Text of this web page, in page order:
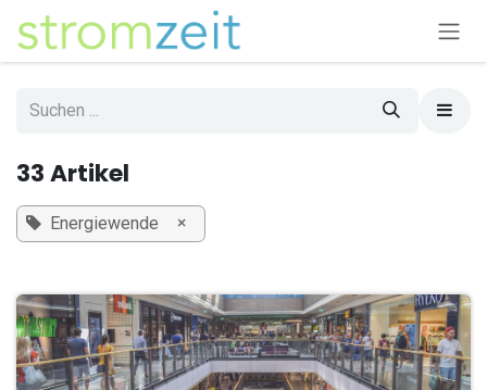
Zum Inhalt springen
33 Artikel
Energiewende ×